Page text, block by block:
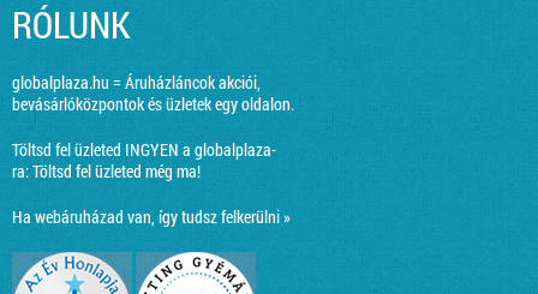
RÓLUNK
globalplaza.hu = Áruházláncok akciói,
bevásárlóközpontok és üzletek egy oldalon.
Töltsd fel üzleted INGYEN a globalplaza-
ra:Töltsd fel üzleted még ma!
Ha webáruházad van, így tudsz felkerülni »